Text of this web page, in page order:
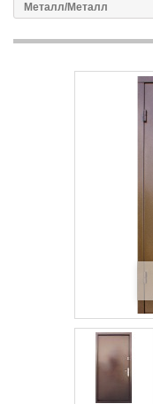
Металл/Металл